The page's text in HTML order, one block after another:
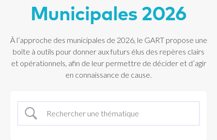
Municipales 2026
À l’approche des municipales de 2026, le GART propose une
boîte à outils pour donner aux futurs élus des repères clairs
et opérationnels, afin de leur permettre de décider et d’agir
en connaissance de cause.